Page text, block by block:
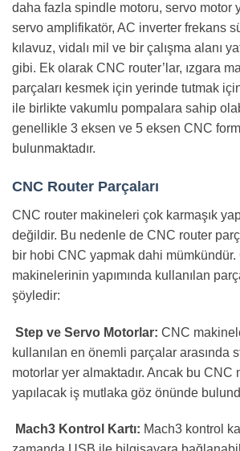
eksenli veya 5 eksenli CNC routerlar
CNC Router birkaç özel parçaya
kontrol cihazı, bir veya daha fazla
servo motor ya da step motor, servo
inverter frekans sürücüsü, lineer
bir çalışma alanı yatağı veya tablo
router’lar, ızgara masa üstleri veya
için yerinde tutmak için t-oluk
genellikle 3 eksen ve 5 eksen CNC
bulunmaktadır.
CNC Router Parçaları
CNC router makineleri çok karmaşık
sistemler değildir. Bu nedenle de CNC
CNC makinelerinin yapımında
kısaca şöyledir:
Step ve Servo Motorlar:CNC
motorlar yer almaktadır. Ancak bu